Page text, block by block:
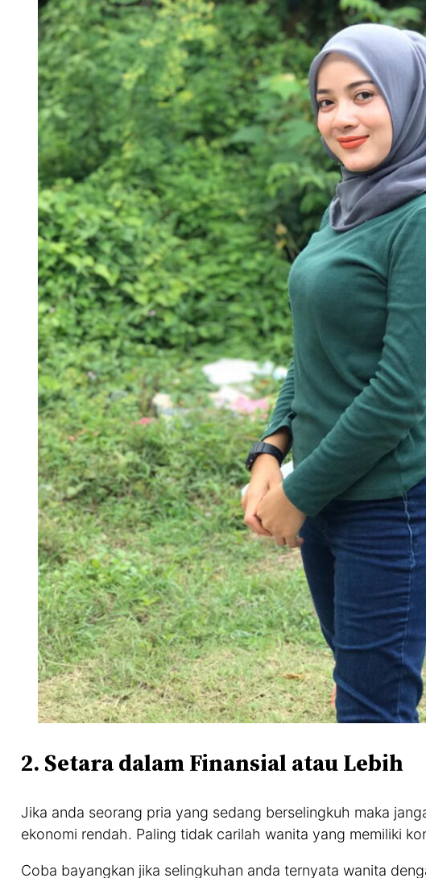
2. Setara dalam Finansial atau Lebih
Jika anda seorang pria yang sedang berselingkuh maka
ekonomi rendah. Paling tidak carilah wanita yang memiliki
Coba bayangkan jika selingkuhan anda ternyata wanita